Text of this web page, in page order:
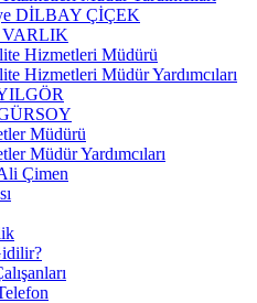
DİLBAY ÇİÇEK
VARLIK
Hizmetleri Müdürü
Hizmetleri Müdür Yardımcıları
Müdürü
Müdür Yardımcıları
Çimen